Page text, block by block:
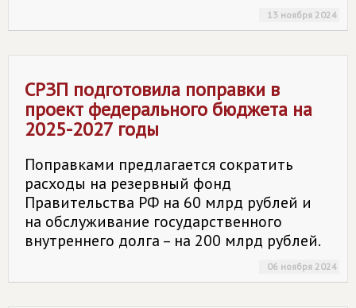
13 ноября 2024
СРЗП подготовила поправки в
проект федерального бюджета на
2025-2027 годы
Поправками предлагается сократить
расходы на резервный фонд
Правительства РФ на 60 млрд рублей и
на обслуживание государственного
внутреннего долга – на 200 млрд рублей.
06 ноября 2024